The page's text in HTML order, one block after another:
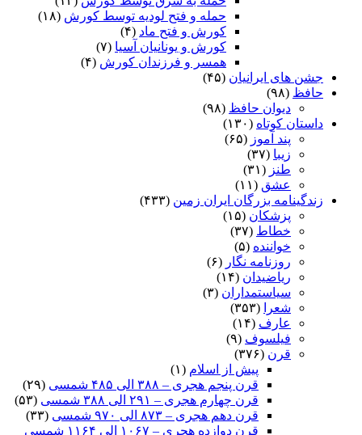
حمله و فتح لودیه توسط کورش (۱۸)
کورش و فتح ماد (۴)
کورش و یونانیان آسیا (۷)
همسر و فرزندان کورش (۴)
جشن های ایرانیان (۴۵)
حافظ (۹۸)
دیوان حافظ (۹۸)
داستان کوتاه (۱۳۰)
پند آموز (۶۵)
زیبا (۳۷)
طنز (۳۱)
عشق (۱۱)
زندگینامه بزرگان ایران زمین (۴۳۳)
پزشکان (۱۵)
خطاط (۳۷)
خواننده (۵)
روزنامه نگار (۶)
ریاضیدان (۱۴)
سیاستمداران (۳)
شعرا
(۳۵۳)
عارف (۱۴)
فیلسوف (۹)
قرن (۳۷۶)
پیش از اسلام (۱)
قرن پنجم هجری – ۳۸۸ الی ۴۸۵ شمسی
(۲۹)
قرن چهارم هجری – ۲۹۱ الی ۳۸۸ شمسی
(۵۳)
قرن دهم هجری – ۸۷۳ الی ۹۷۰ شمسی
(۳۳)
قرن دوازده هجری – ۱۰۶۷ الی ۱۱۶۴ شمسی